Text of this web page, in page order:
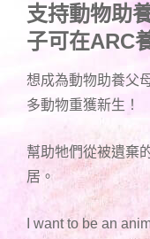
支持動物助
子可在ARC
想成為動物助養父
多動物重獲新生！
幫助牠們從被遺棄
居。
I want to be an